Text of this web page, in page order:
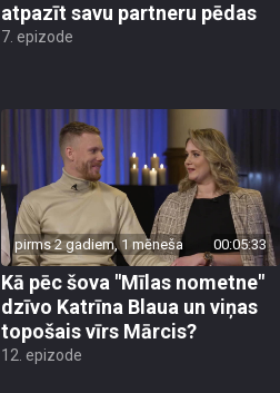
atpazīt savu partneru pēdas
7. epizode
pirms 2 gadiem, 1 mēneša 00:05:33
Kā pēc šova "Mīlas nometne"
dzīvo Katrīna Blaua un viņas
topošais vīrs Mārcis?
12. epizode